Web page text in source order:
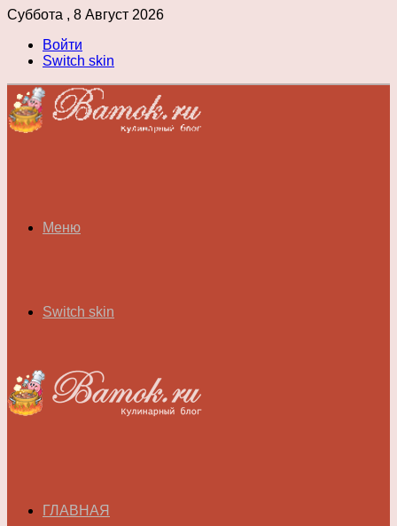
Суббота , 8 Август 2026
Войти
Switch skin
Меню
Switch skin
ГЛАВНАЯ